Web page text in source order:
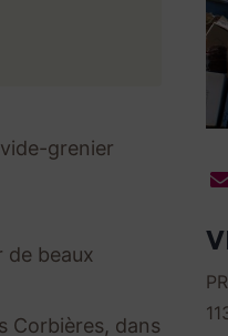
grenier
de beaux
Corbières, dans